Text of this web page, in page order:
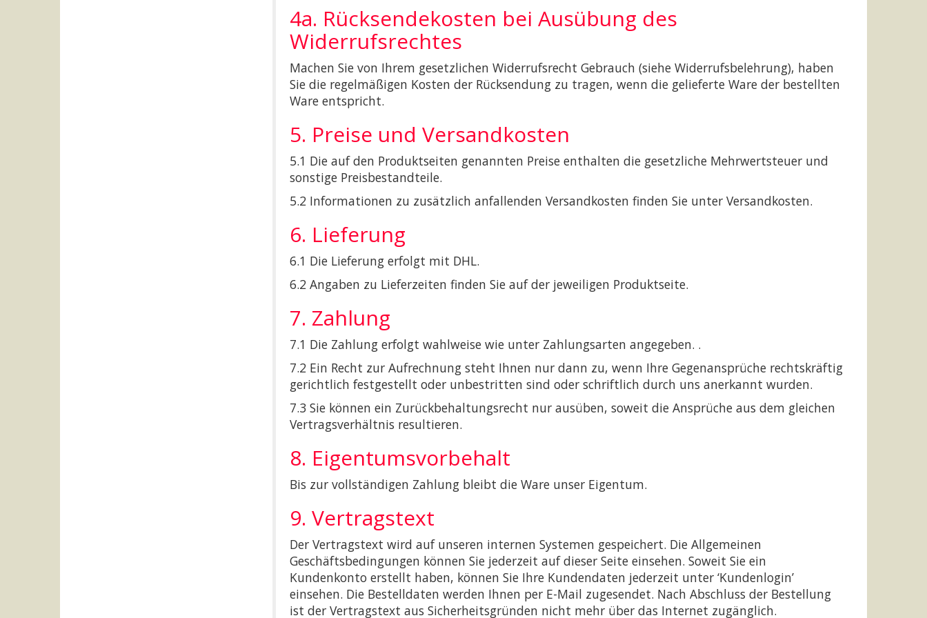
4a. Rücksendekosten bei Ausübung des
Widerrufsrechtes
Machen Sie von Ihrem gesetzlichen Widerrufsrecht Gebrauch (siehe Widerrufsbelehrung), haben
Sie die regelmäßigen Kosten der Rücksendung zu tragen, wenn die gelieferte Ware der bestellten
Ware entspricht.
5. Preise und Versandkosten
5.1 Die auf den Produktseiten genannten Preise enthalten die gesetzliche Mehrwertsteuer und
sonstige Preisbestandteile.
5.2 Informationen zu zusätzlich anfallenden Versandkosten finden Sie unter Versandkosten.
6. Lieferung
6.1 Die Lieferung erfolgt mit DHL.
6.2 Angaben zu Lieferzeiten finden Sie auf der jeweiligen Produktseite.
7. Zahlung
7.1 Die Zahlung erfolgt wahlweise wie unter Zahlungsarten angegeben. .
7.2 Ein Recht zur Aufrechnung steht Ihnen nur dann zu, wenn Ihre Gegenansprüche rechtskräftig
gerichtlich festgestellt oder unbestritten sind oder schriftlich durch uns anerkannt wurden.
7.3 Sie können ein Zurückbehaltungsrecht nur ausüben, soweit die Ansprüche aus dem gleichen
Vertragsverhältnis resultieren.
8. Eigentumsvorbehalt
Bis zur vollständigen Zahlung bleibt die Ware unser Eigentum.
9. Vertragstext
Der Vertragstext wird auf unseren internen Systemen gespeichert. Die Allgemeinen
Geschäftsbedingungen können Sie jederzeit auf dieser Seite einsehen. Soweit Sie ein
Kundenkonto erstellt haben, können Sie Ihre Kundendaten jederzeit unter ‘Kundenlogin’
einsehen. Die Bestelldaten werden Ihnen per E-Mail zugesendet. Nach Abschluss der Bestellung
ist der Vertragstext aus Sicherheitsgründen nicht mehr über das Internet zugänglich.